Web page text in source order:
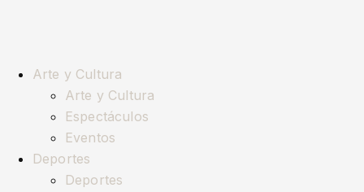
Arte y Cultura
Arte y Cultura
Espectáculos
Eventos
Deportes
Deportes